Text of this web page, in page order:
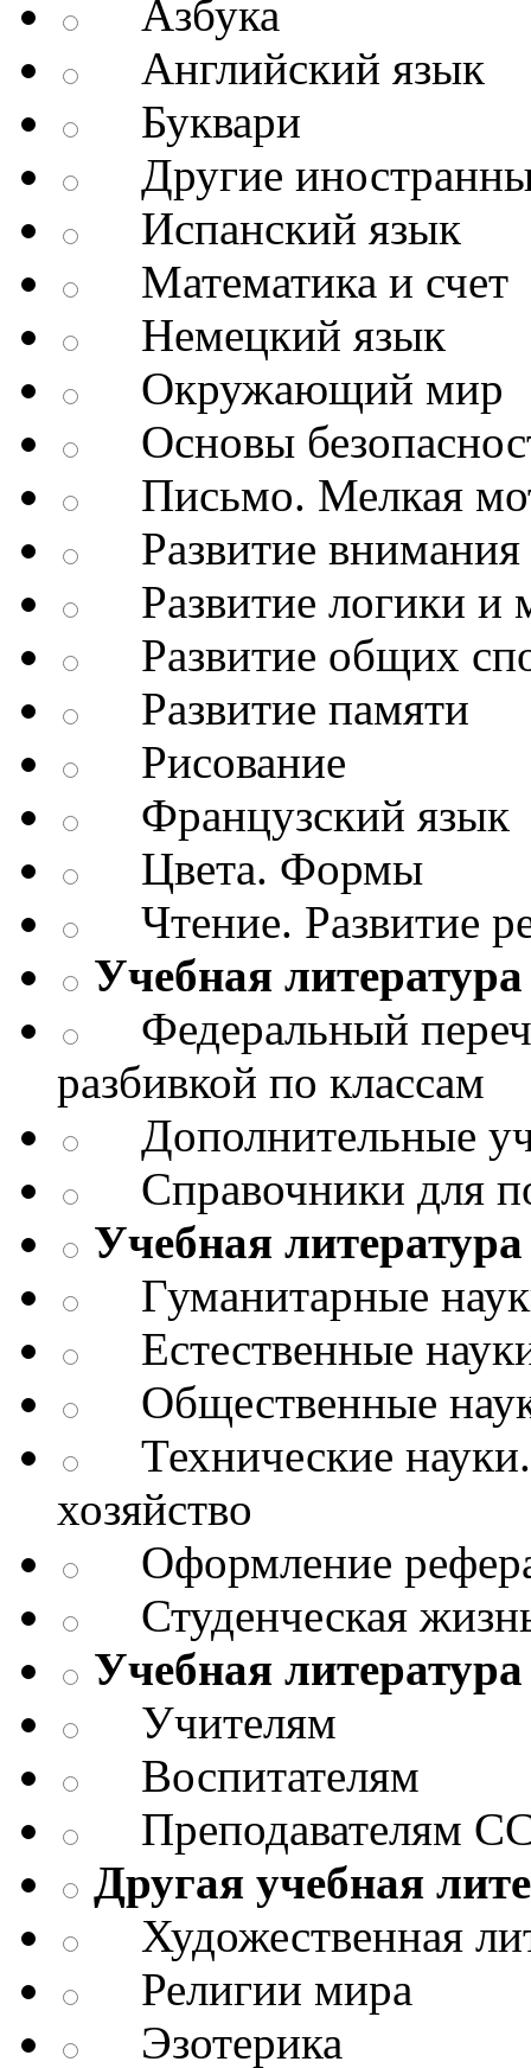
Азбука
Английский язык
Буквари
Другие
Испанский язык
Математика и счет
Немецкий язык
Окружающий мир
Основы
Письмо. Мелкая
Развитие
Развитие логики и
Развитие общих
Развитие памяти
Рисование
Французский язык
Цвета. Формы
Чтение. Развитие
Учебная
Федеральный
разбивкой по классам
Дополнительные
Справочники для
Учебная литература
Гуманитарные
Естественные
Общественные
Технические
хозяйство
Оформление
Студенческая
Учебная литература
Учителям
Воспитателям
Преподавателям
Другая учебная
Художественная
Религии мира
Эзотерика